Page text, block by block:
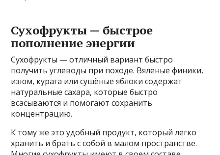
Сухофрукты — быстрое
пополнение энергии
Сухофрукты — отличный вариант быстро
получить углеводы при походе. Вяленые финики,
изюм, курага или сушёные яблоки содержат
натуральные сахара, которые быстро
всасываются и помогают сохранить
концентрацию.
К тому же это удобный продукт, который легко
хранить и брать с собой в малом пространстве.